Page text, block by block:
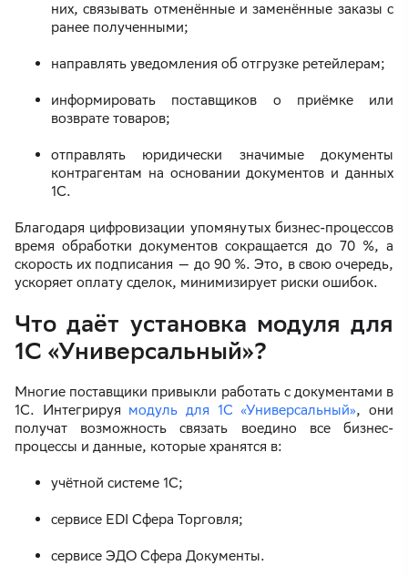
них, связывать отменённые и заменённые заказы с
ранее полученными;
направлять уведомления об отгрузке ретейлерам;
информировать поставщиков о приёмке или
возврате товаров;
отправлять юридически значимые документы
контрагентам на основании документов и данных
1С.
Благодаря цифровизации упомянутых бизнес-процессов
время обработки документов сокращается до 70 %, а
скорость их подписания — до 90 %. Это, в свою очередь,
ускоряет оплату сделок, минимизирует риски ошибок.
Что даёт установка модуля для
1С «Универсальный»?
Многие поставщики привыкли работать с документами в
1С. Интегрируя модуль для 1С «Универсальный», они
получат возможность связать воедино все бизнес-
процессы и данные, которые хранятся в:
учётной системе 1С;
сервисе EDI Сфера Торговля;
сервисе ЭДО Сфера Документы.